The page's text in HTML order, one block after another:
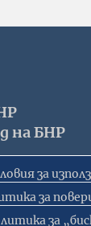
на БНР
за
за
за